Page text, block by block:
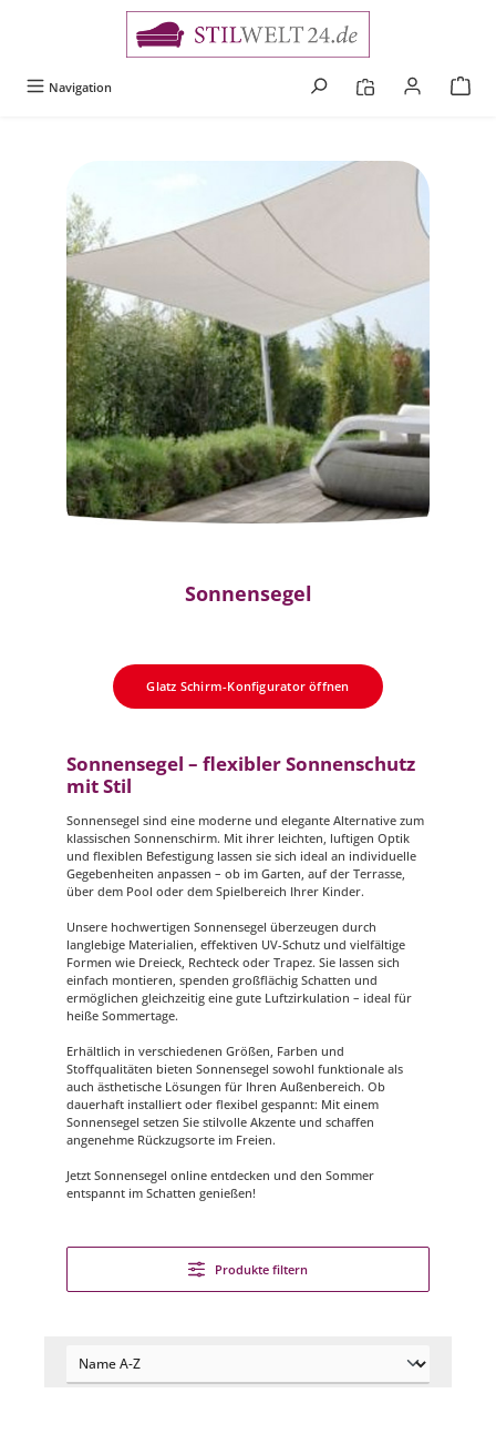
Navigation
Sonnensegel
Glatz Schirm-Konfigurator öffnen
Sonnensegel – flexibler Sonnenschutz
mit Stil
Sonnensegel sind eine moderne und elegante Alternative zum
klassischen Sonnenschirm. Mit ihrer leichten, luftigen Optik
und flexiblen Befestigung lassen sie sich ideal an individuelle
Gegebenheiten anpassen – ob im Garten, auf der Terrasse,
über dem Pool oder dem Spielbereich Ihrer Kinder.
Unsere hochwertigen Sonnensegel überzeugen durch
langlebige Materialien, effektiven UV-Schutz und vielfältige
Formen wie Dreieck, Rechteck oder Trapez. Sie lassen sich
einfach montieren, spenden großflächig Schatten und
ermöglichen gleichzeitig eine gute Luftzirkulation – ideal für
heiße Sommertage.
Erhältlich in verschiedenen Größen, Farben und
Stoffqualitäten bieten Sonnensegel sowohl funktionale als
auch ästhetische Lösungen für Ihren Außenbereich. Ob
dauerhaft installiert oder flexibel gespannt: Mit einem
Sonnensegel setzen Sie stilvolle Akzente und schaffen
angenehme Rückzugsorte im Freien.
Jetzt Sonnensegel online entdecken und den Sommer
entspannt im Schatten genießen!
Produkte filtern